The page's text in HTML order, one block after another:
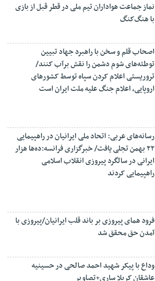
نماز جماعت هواداران تیم ملی در قطر قبل از بازی
با هنگ‌کنگ
اصحاب قلم و سخن با راهبرد جهاد تبیین
توطئه‌های شوم دشمن را نقش برآب کنند/
تروریستی اعلام کردن سپاه توسط کشورهای
اروپایی، اعلام جنگ علیه ملت ایران است
رسانه‌های عربی: اتحاد ملی ایرانیان در راهپیمایی
۲۲ بهمن تجلی یافت/ خبرگزاری فرانسه:ده‌ها هزار
ایرانی در سالگرد پیروزی انقلاب اسلامی
راهپیمایی کردند
فرود همای پیروزی بر باند قلب ایرانیان/پیروزی با
آمدن حق محقق شد
وداع با پیکر شهید احمد صالحی‌ در حسینیه
عاشقان کربلا ساری+تصاویر